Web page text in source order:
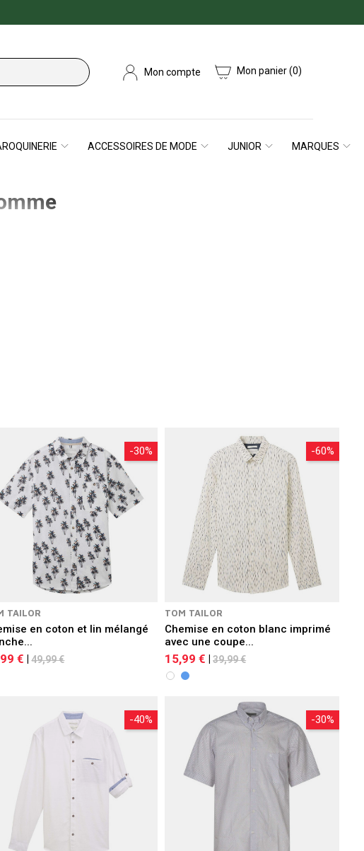
Mon compte Mon panier(0)
ACCESSOIRES DE MODE JUNIOR MARQUES
-30%
TAILOR
en coton et lin mélangé
€ |49,99 €
-60%
TOM TAILOR
Chemise en coton blanc imprimé
avec une coupe...
15,99 € |39,99 €
-40% -30%